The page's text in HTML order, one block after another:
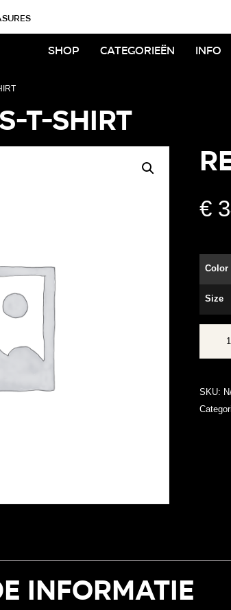
Shop Categorieën Info
t-shirt
€
Color
Size
SKU:
informatie